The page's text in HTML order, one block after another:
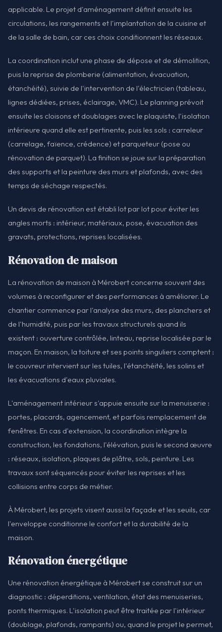
applicable. Le projet d'aménagement définit ensuite les
circulations, les rangements et l'implantation de la cuisine et
de la salle de bain, car ces choix conditionnent les réseaux.
La coordination inclut une phase de dépose et de démolition,
puis la reprise de plomberie (alimentation, évacuation,
étanchéité), suivie de l'intervention de l'électricien (tableau,
lignes dédiées, prises, éclairage, VMC). Le planning prévoit
ensuite les cloisons et doublages avec le plaquiste, l'isolation
intérieure quand elle est pertinente, puis les sols : carreleur
(carrelage, faïence, crédence) et parqueteur (pose ou
rénovation de parquet). La finition se joue sur la préparation
des supports et la peinture des murs et plafonds, avec des
temps de séchage respectés.
Un devis de rénovation est établi lot par lot pour éviter les
angles morts : intérieur, matériaux, pose, évacuation des
gravats, protections, reprises localisées.
Rénovation de maison
La rénovation de maison à Mérobert concerne souvent des
volumes à reconfigurer et des performances à améliorer. Le
chantier commence par l'analyse des murs, des planchers et
de l'humidité, puis par les travaux structurels quand ils
existent : ouverture contrôlée, linteau, reprise localisée par le
maçon. En maison, la toiture et ses points singuliers comptent :
le couvreur intervient sur les tuiles, l'étanchéité, les solins et
les évacuations d'eaux pluviales.
L'aménagement intérieur s'appuie ensuite sur la menuiserie :
portes, placards, agencement, et parfois remplacement de
fenêtres. En cas d'extension, la coordination intègre la
construction, les fondations, l'élévation, puis le second œuvre
: réseaux, isolation, plaques de plâtre, sols, peinture. Les
travaux sont séquencés pour éviter les reprises et les
collisions entre corps de métier.
À Mérobert, les projets visent aussi la façade et les seuils, car
l'enveloppe conditionne le confort et la durabilité de la
maison.
Rénovation énergétique
Une rénovation énergétique à Mérobert se construit sur un
diagnostic : déperditions, ventilation, état des menuiseries,
ponts thermiques. L'isolation peut être traitée par l'intérieur
(doublage, plafonds, rampants) ou, quand le projet le permet,